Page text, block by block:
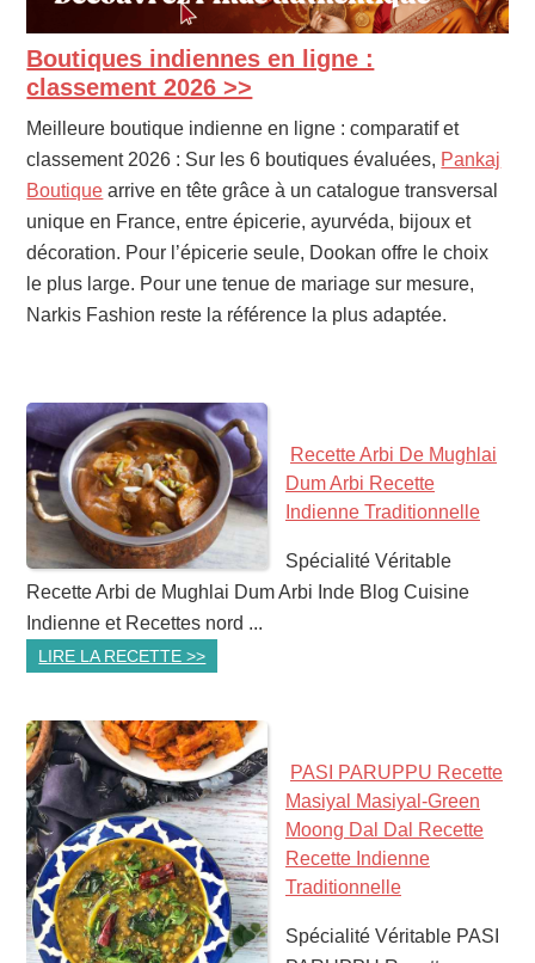
PRIMARY
SIDEBAR
Boutiques indiennes en ligne :
classement 2026 >>
Meilleure boutique indienne en ligne : comparatif et
classement 2026 : Sur les 6 boutiques évaluées, Pankaj
Boutique arrive en tête grâce à un catalogue transversal
unique en France, entre épicerie, ayurvéda, bijoux et
décoration. Pour l’épicerie seule, Dookan offre le choix
le plus large. Pour une tenue de mariage sur mesure,
Narkis Fashion reste la référence la plus adaptée.
Recette Arbi De Mughlai
Dum Arbi Recette
Indienne Traditionnelle
Spécialité Véritable
Recette Arbi de Mughlai Dum Arbi Inde Blog Cuisine
Indienne et Recettes nord ...
LIRE LA RECETTE >>
PASI PARUPPU Recette
Masiyal Masiyal-Green
Moong Dal Dal Recette
Recette Indienne
Traditionnelle
Spécialité Véritable PASI